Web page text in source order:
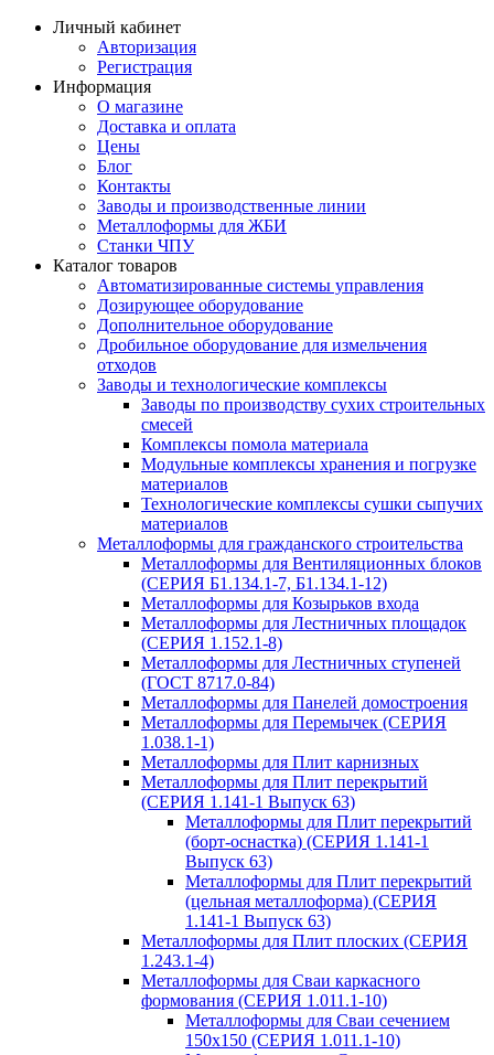
Личный кабинет
Авторизация
Регистрация
Информация
О магазине
Доставка и оплата
Цены
Блог
Контакты
Заводы и производственные линии
Металлоформы для ЖБИ
Станки ЧПУ
Каталог товаров
Автоматизированные системы управления
Дозирующее оборудование
Дополнительное оборудование
Дробильное оборудование для измельчения
отходов
Заводы и технологические комплексы
Заводы по производству сухих строительных
смесей
Комплексы помола материала
Модульные комплексы хранения и погрузке
материалов
Технологические комплексы сушки сыпучих
материалов
Металлоформы для гражданского строительства
Металлоформы для Вентиляционных блоков
(СЕРИЯ Б1.134.1-7, Б1.134.1-12)
Металлоформы для Козырьков входа
Металлоформы для Лестничных площадок
(СЕРИЯ 1.152.1-8)
Металлоформы для Лестничных ступеней
(ГОСТ 8717.0-84)
Металлоформы для Панелей домостроения
Металлоформы для Перемычек (СЕРИЯ
1.038.1-1)
Металлоформы для Плит карнизных
Металлоформы для Плит перекрытий
(СЕРИЯ 1.141-1 Выпуск 63)
Металлоформы для Плит перекрытий
(борт-оснастка) (СЕРИЯ 1.141-1
Выпуск 63)
Металлоформы для Плит перекрытий
(цельная металлоформа) (СЕРИЯ
1.141-1 Выпуск 63)
Металлоформы для Плит плоских (СЕРИЯ
1.243.1-4)
Металлоформы для Сваи каркасного
формования (СЕРИЯ 1.011.1-10)
Металлоформы для Сваи сечением
150х150 (СЕРИЯ 1.011.1-10)